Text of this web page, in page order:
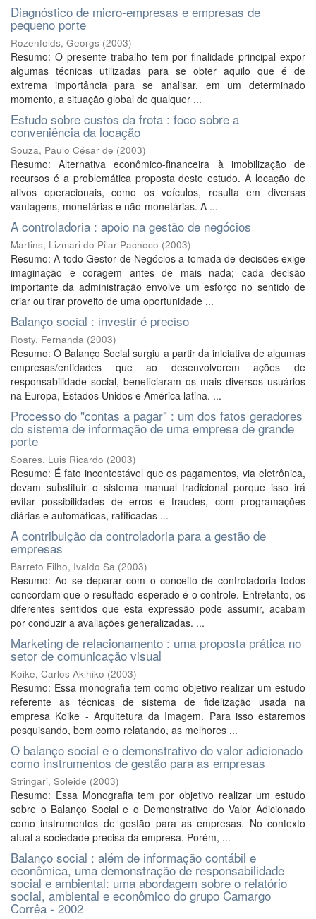
Diagnóstico de micro-empresas e empresas de
pequeno porte
Rozenfelds, Georgs (2003)
Resumo: O presente trabalho tem por finalidade principal expor
algumas técnicas utilizadas para se obter aquilo que é de
extrema importância para se analisar, em um determinado
momento, a situação global de qualquer ...
Estudo sobre custos da frota : foco sobre a
conveniência da locação
Souza, Paulo César de (2003)
Resumo: Alternativa econômico-financeira à imobilização de
recursos é a problemática proposta deste estudo. A locação de
ativos operacionais, como os veículos, resulta em diversas
vantagens, monetárias e não-monetárias. A ...
A controladoria : apoio na gestão de negócios
Martins, Lizmari do Pilar Pacheco (2003)
Resumo: A todo Gestor de Negócios a tomada de decisões exige
imaginação e coragem antes de mais nada; cada decisão
importante da administração envolve um esforço no sentido de
criar ou tirar proveito de uma oportunidade ...
Balanço social : investir é preciso
Rosty, Fernanda (2003)
Resumo: O Balanço Social surgiu a partir da iniciativa de algumas
empresas/entidades que ao desenvolverem ações de
responsabilidade social, beneficiaram os mais diversos usuários
na Europa, Estados Unidos e América latina. ...
Processo do "contas a pagar" : um dos fatos geradores
do sistema de informação de uma empresa de grande
porte
Soares, Luis Ricardo (2003)
Resumo: É fato incontestável que os pagamentos, via eletrônica,
devam substituir o sistema manual tradicional porque isso irá
evitar possibilidades de erros e fraudes, com programações
diárias e automáticas, ratificadas ...
A contribuição da controladoria para a gestão de
empresas
Barreto Filho, Ivaldo Sa (2003)
Resumo: Ao se deparar com o conceito de controladoria todos
concordam que o resultado esperado é o controle. Entretanto, os
diferentes sentidos que esta expressão pode assumir, acabam
por conduzir a avaliações generalizadas. ...
Marketing de relacionamento : uma proposta prática no
setor de comunicação visual
Koike, Carlos Akihiko (2003)
Resumo: Essa monografia tem como objetivo realizar um estudo
referente as técnicas de sistema de fidelização usada na
empresa Koike - Arquitetura da Imagem. Para isso estaremos
pesquisando, bem como relatando, as melhores ...
O balanço social e o demonstrativo do valor adicionado
como instrumentos de gestão para as empresas
Stringari, Soleide (2003)
Resumo: Essa Monografia tem por objetivo realizar um estudo
sobre o Balanço Social e o Demonstrativo do Valor Adicionado
como instrumentos de gestão para as empresas. No contexto
atual a sociedade precisa da empresa. Porém, ...
Balanço social : além de informação contábil e
econômica, uma demonstração de responsabilidade
social e ambiental: uma abordagem sobre o relatório
social, ambiental e econômico do grupo Camargo
Corrêa - 2002